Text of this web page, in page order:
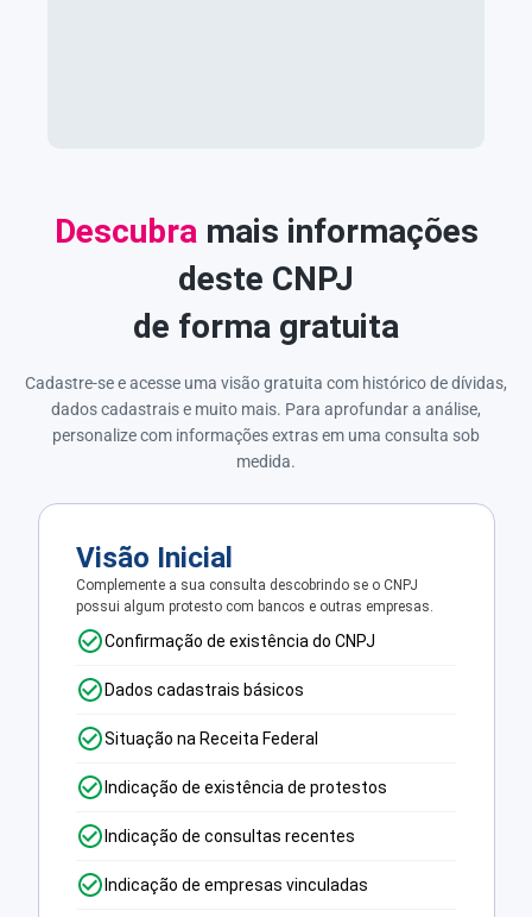
Descubra mais informações
deste CNPJ
de forma gratuita
Cadastre-se e acesse uma visão gratuita com histórico de dívidas,
dados cadastrais e muito mais. Para aprofundar a análise,
personalize com informações extras em uma consulta sob
medida.
Visão Inicial
Complemente a sua consulta descobrindo se o CNPJ
possui algum protesto com bancos e outras empresas.
Confirmação de existência do CNPJ
Dados cadastrais básicos
Situação na Receita Federal
Indicação de existência de protestos
Indicação de consultas recentes
Indicação de empresas vinculadas